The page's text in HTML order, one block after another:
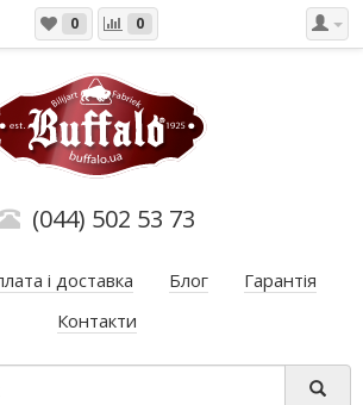
0 0
(044) 502 53 73
і доставка Блог
Гарантія
Контакти